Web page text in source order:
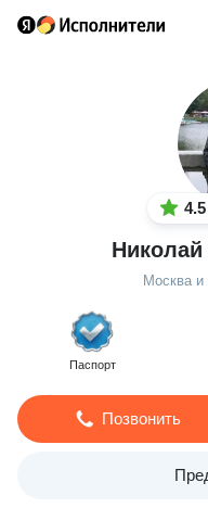
4.5
Москва и
Паспорт
Позвонить